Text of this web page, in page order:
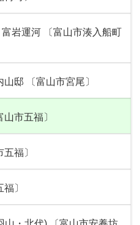
岩運河 〔富山市湊入船町
邸 〔富山市宮尾〕
市五福〕
福〕
〕